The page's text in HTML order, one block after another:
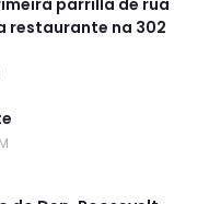
parrilla de rua
restaurante na 302